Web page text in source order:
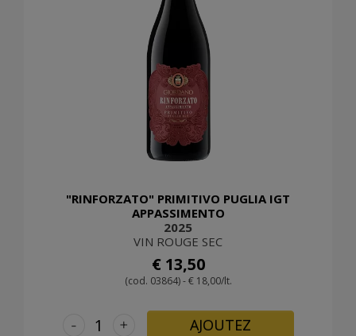
"RINFORZATO" PRIMITIVO PUGLIA IGT
APPASSIMENTO
2025
VIN ROUGE SEC
€ 13,50
(cod. 03864) - € 18,00/lt.
+
- AJOUTEZ